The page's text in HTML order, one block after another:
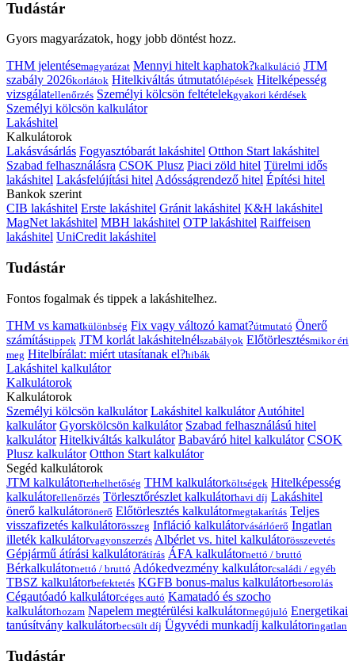
Tudástár
Gyors magyarázatok, hogy jobb döntést hozz.
THM jelentésemagyarázat Mennyi hitelt kaphatok?kalkuláció JTM
szabály 2026korlátok Hitelkiváltás útmutatólépések Hitelképesség
vizsgálatellenőrzés Személyi kölcsön feltételekgyakori kérdések
Személyi kölcsön kalkulátor
Lakáshitel
Kalkulátorok
Lakásvásárlás Fogyasztóbarát lakáshitel Otthon Start lakáshitel
Szabad felhasználásra CSOK Plusz Piaci zöld hitel Türelmi idős
lakáshitel Lakásfelújítási hitelAdósságrendező hitel Építési hitel
Bankok szerint
CIB lakáshitel Erste lakáshitel Gránit lakáshitel K&H lakáshitel
MagNet lakáshitel MBH lakáshitel OTP lakáshitel Raiffeisen
lakáshitel UniCredit lakáshitel
Tudástár
Fontos fogalmak és tippek a lakáshitelhez.
THM vs kamatkülönbség Fix vagy változó kamat?útmutató Önerő
számítástippek JTM korlát lakáshitelnélszabályok Előtörlesztésmikor éri
meg Hitelbírálat: miért utasítanak el?hibák
Lakáshitel kalkulátor
Kalkulátorok
Kalkulátorok
Személyi kölcsön kalkulátor Lakáshitel kalkulátor Autóhitel
kalkulátor Gyorskölcsön kalkulátor Szabad felhasználású hitel
kalkulátor Hitelkiváltás kalkulátor Babaváró hitel kalkulátor CSOK
Plusz kalkulátor Otthon Start kalkulátor
Segéd kalkulátorok
JTM kalkulátorterhelhetőség THM kalkulátorköltségek Hitelképesség
kalkulátorellenőrzés Törlesztőrészlet kalkulátorhavi díj Lakáshitel
önerő kalkulátorönerő Előtörlesztés kalkulátormegtakarítás Teljes
visszafizetés kalkulátorösszeg Infláció kalkulátorvásárlóerő Ingatlan
illeték kalkulátorvagyonszerzés Albérlet vs. hitel kalkulátorösszevetés
Gépjármű átírási kalkulátorátírás ÁFA kalkulátornettó / bruttó
Bérkalkulátornettó / bruttó Adókedvezmény kalkulátorcsaládi / egyéb
TBSZ kalkulátorbefektetés KGFB bonus-malus kalkulátorbesorolás
Cégautóadó kalkulátorcéges autó Kamatadó és szocho
kalkulátorhozam Napelem megtérülési kalkulátormegújuló Energetikai
tanúsítvány kalkulátorbecsült díj Ügyvédi munkadíj kalkulátoringatlan
Tudástár